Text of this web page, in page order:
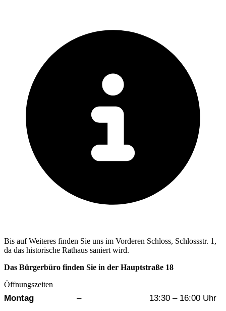
Bis auf Weiteres finden Sie uns im Vorderen Schloss, Schlossstr. 1,
da das historische Rathaus saniert wird.
Das Bürgerbüro finden Sie in der Hauptstraße 18
Öffnungszeiten
Wochentag Vormittag
Montag –
13:30 – 16:00 Uhr